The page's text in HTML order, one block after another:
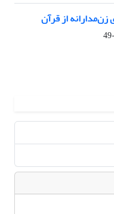
از قرآن